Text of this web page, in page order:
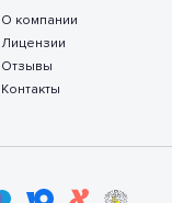
О компании
Лицензии
Отзывы
Контакты